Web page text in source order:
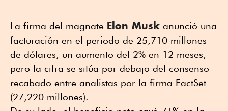
La firma del magnate Elon Musk anunció una
facturación en el periodo de 25,710 millones
de dólares, un aumento del 2% en 12 meses,
pero la cifra se sitúa por debajo del consenso
recabado entre analistas por la firma FactSet
(27,220 millones).